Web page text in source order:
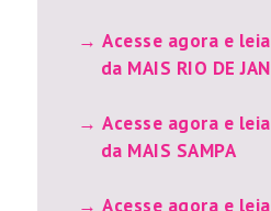
Acesse agora e
da MAIS RIO DE
Acesse agora e
da MAIS SAMPA
Acesse agora e